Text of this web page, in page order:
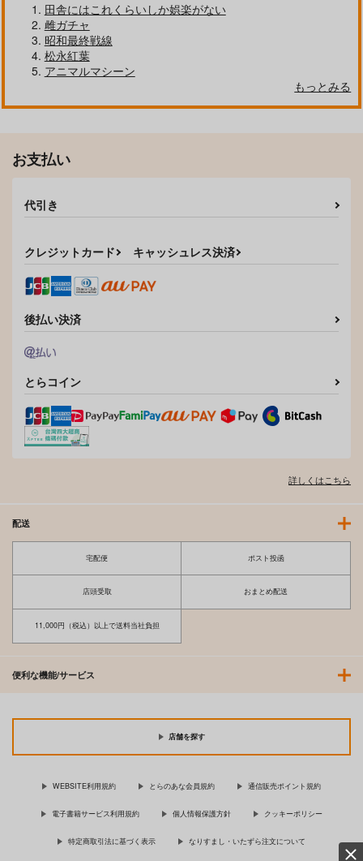
田舎にはこれくらいしか娯楽がない
雌ガチャ
昭和最終戦線
松永紅葉
アニマルマシーン
もっとみる
お支払い
代引き
クレジットカード キャッシュレス決済
後払い決済
とらコイン
詳しくはこちら
配送
宅配便 ポスト投函
店頭受取 おまとめ配送
11,000円（税込）以上で送料当社負担
便利な機能/サービス
店舗を探す
WEBSITE利用規約 とらのあな会員規約 通信販売ポイント規約
電子書籍サービス利用規約 個人情報保護方針 クッキーポリシー
特定商取引法に基づく表示 なりすまし・いたずら注文について